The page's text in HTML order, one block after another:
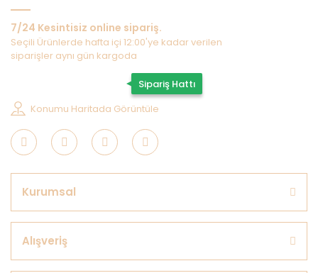
7/24 Kesintisiz online sipariş.
Seçili Ürünlerde hafta içi 12:00'ye kadar verilen
siparişler aynı gün kargoda
Sipariş Hattı
Konumu Haritada Görüntüle
Kurumsal
Alışveriş